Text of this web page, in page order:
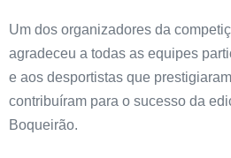
Um dos organizadores da
agradeceu a todas as equipes
e aos desportistas que
contribuíram para o sucesso da
Boqueirão.